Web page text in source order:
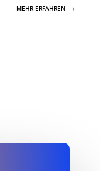
MEHR ERFAHREN $